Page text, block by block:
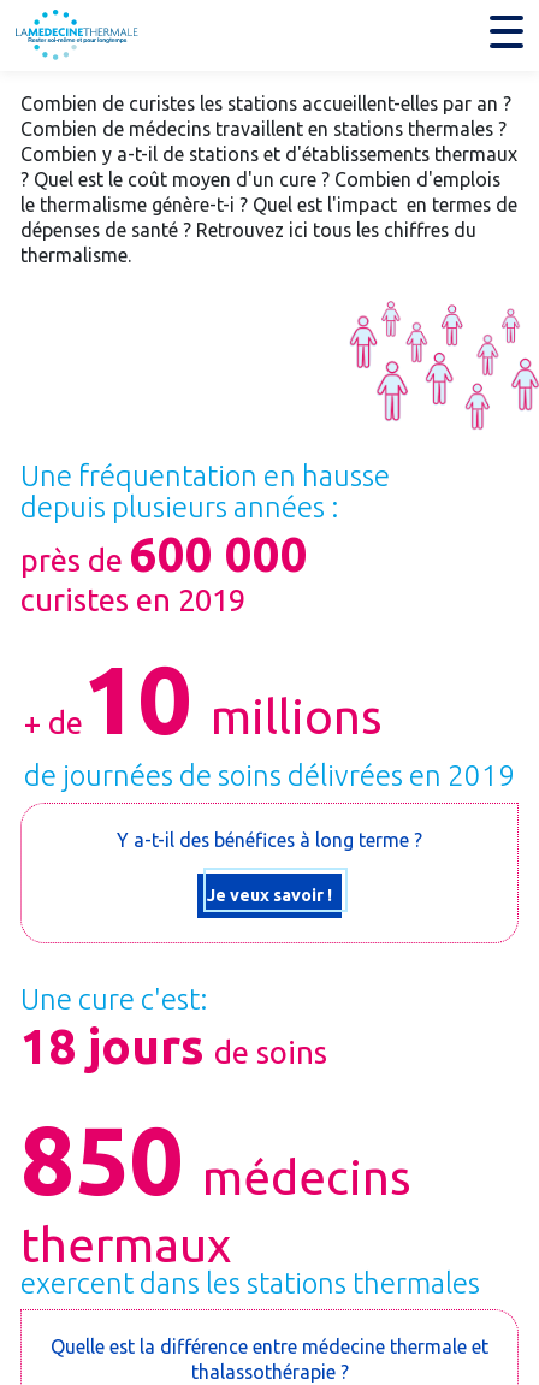
Combien de curistes les stations accueillent-elles par an ?
Combien de médecins travaillent en stations thermales ?
Combien y a-t-il de stations et d'établissements thermaux
? Quel est le coût moyen d'un cure ? Combien d'emplois
le thermalisme génère-t-i ? Quel est l'impact en termes de
dépenses de santé ? Retrouvez ici tous les chiffres du
thermalisme.
Une fréquentation en hausse
depuis plusieurs années :
près de 600 000
curistes en 2019
+ de 10 millions
de journées de soins délivrées en 2019
Y a-t-il des bénéfices à long terme ?
Je veux savoir !
Une cure c'est:
18 jours de soins
850 médecins
thermaux
exercent dans les stations thermales
Quelle est la différence entre médecine thermale et
thalassothérapie ?